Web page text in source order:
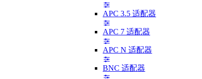
APC 3.5 适配器
APC 7 适配器
APC N 适配器
BNC 适配器